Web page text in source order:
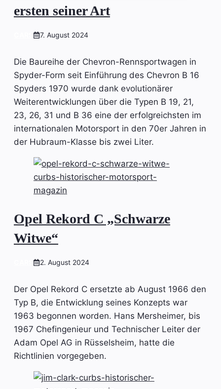
ersten seiner Art
7. August 2024
Die Baureihe der Chevron-Rennsportwagen in
Spyder-Form seit Einführung des Chevron B 16
Spyders 1970 wurde dank evolutionärer
Weiterentwicklungen über die Typen B 19, 21,
23, 26, 31 und B 36 eine der erfolgreichsten im
internationalen Motorsport in den 70er Jahren in
der Hubraum-Klasse bis zwei Liter.
Opel Rekord C „Schwarze
Witwe“
2. August 2024
Der Opel Rekord C ersetzte ab August 1966 den
Typ B, die Entwicklung seines Konzepts war
1963 begonnen worden. Hans Mersheimer, bis
1967 Chefingenieur und Technischer Leiter der
Adam Opel AG in Rüsselsheim, hatte die
Richtlinien vorgegeben.